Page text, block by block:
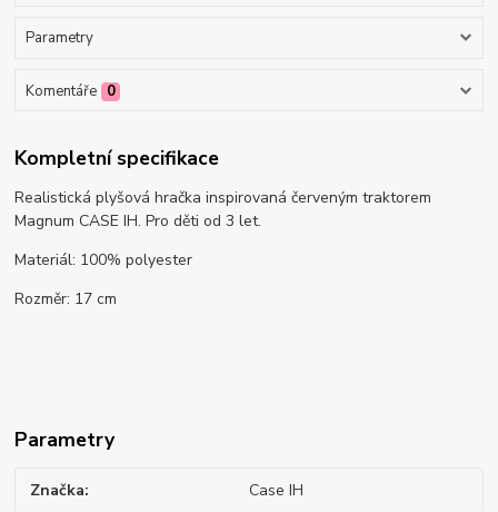
Parametry
Komentáře 0
Kompletní specifikace
Realistická plyšová hračka inspirovaná červeným traktorem
Magnum CASE IH. Pro děti od 3 let.
Materiál: 100% polyester
Rozměr: 17 cm
Parametry
Značka Case IH